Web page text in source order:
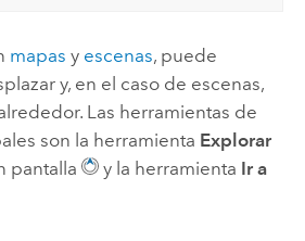
mapas y escenas, puede
y, en el caso de escenas,
Las herramientas de
son la herramienta Explorar
pantalla y la herramienta Ir a